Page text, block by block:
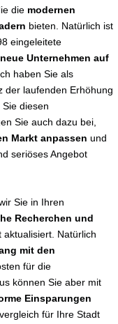
die modernen
bieten. Natürlich ist
eingeleitete
Unternehmen auf
haben Sie als
der laufenden Erhöhung
diesen
Sie auch dazu bei,
Markt anpassen und
seriöses Angebot
Sie in Ihren
Recherchen und
Natürlich
mit den
für die
können Sie aber mit
Einsparungen
für Ihre Stadt